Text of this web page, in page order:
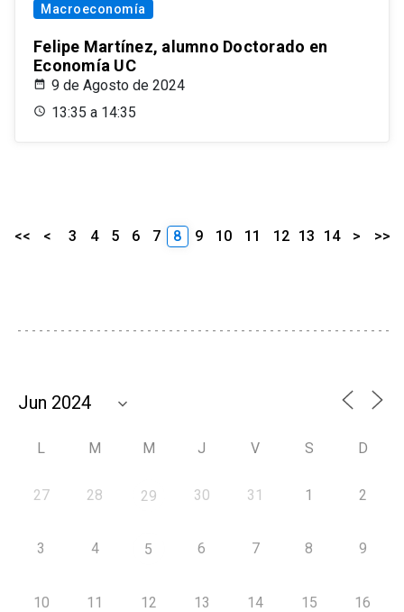
Macroeconomía
Felipe Martínez, alumno Doctorado en
Economía UC
9 de Agosto de 2024
13:35 a 14:35
<< < 3 4 5 6 7 8 9 10 11 12 13 14 > >>
L M M J V S D
27 28 29 30 31 1 2
3 4 5 6 7 8 9
10 11 12 13 14 15 16